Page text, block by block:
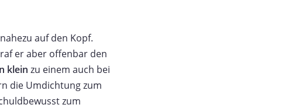
auf den Kopf.
er aber offenbar den
klein zu einem auch bei
die Umdichtung zum
zum